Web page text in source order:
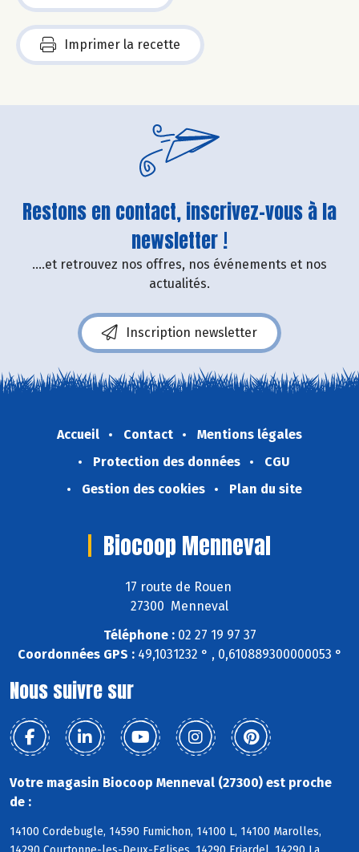
Imprimer la recette
Restons en contact, inscrivez-vous à la
newsletter !
....et retrouvez nos offres, nos événements et nos
actualités.
Inscription newsletter
Accueil Contact
Mentions légales
Protection des données
CGU
Gestion des cookies
Plan du site
Biocoop Menneval
17 route de Rouen
27300 Menneval
Téléphone :02 27 19 97 37
Coordonnées GPS :49,1031232 ° , 0,610889300000053 °
Nous suivre sur
Votre magasin Biocoop Menneval (27300) est proche
de :
14100 Cordebugle, 14590 Fumichon, 14100 L, 14100 Marolles,